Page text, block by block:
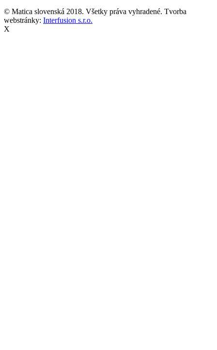
© Matica slovenská 2018. Všetky práva vyhradené. Tvorba
webstránky: Interfusion s.r.o.
X